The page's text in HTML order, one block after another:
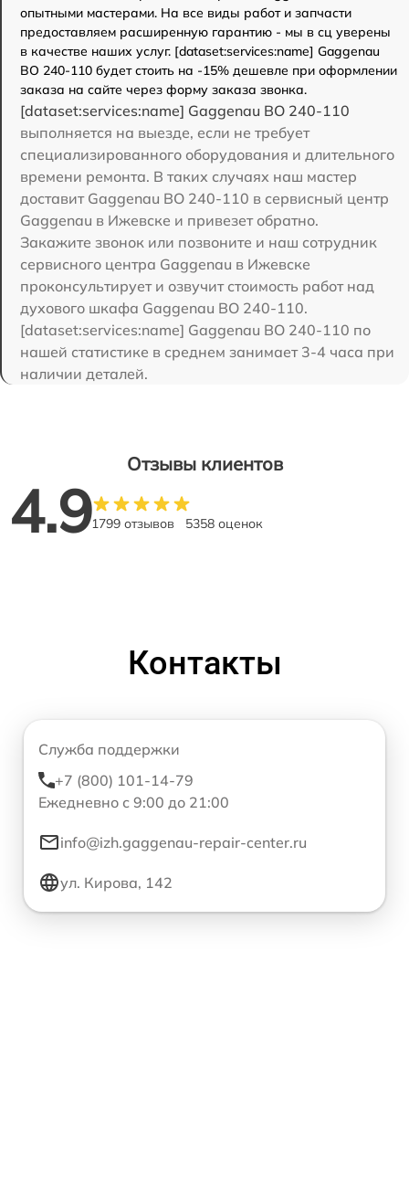
опытными мастерами. На все виды работ и запчасти
предоставляем расширенную гарантию - мы в сц уверены
в качестве наших услуг. [dataset:services:name] Gaggenau
BO 240-110 будет стоить на -15% дешевле при оформлении
заказа на сайте через форму заказа звонка.
[dataset:services:name] Gaggenau BO 240-110
выполняется на выезде, если не требует
специализированного оборудования и длительного
времени ремонта. В таких случаях наш мастер
доставит Gaggenau BO 240-110 в сервисный центр
Gaggenau в Ижевске и привезет обратно.
Закажите звонок или позвоните и наш сотрудник
сервисного центра Gaggenau в Ижевске
проконсультирует и озвучит стоимость работ над
духового шкафа Gaggenau BO 240-110.
[dataset:services:name] Gaggenau BO 240-110 по
нашей статистике в среднем занимает 3-4 часа при
наличии деталей.
Отзывы клиентов
4.91799 отзывов 5358 оценок
Контакты
Служба поддержки
+7 (800) 101-14-79
Ежедневно с 9:00 до 21:00
info@izh.gaggenau-repair-center.ru
ул. Кирова, 142